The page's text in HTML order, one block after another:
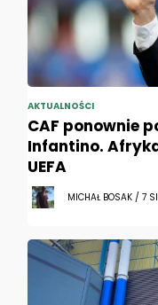
AKTUALNOŚCI
CAF ponownie
Infantino.
UEFA
MICHAŁ BOSAK / 7